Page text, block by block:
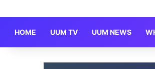
HOME UUM TV UUM NEWS